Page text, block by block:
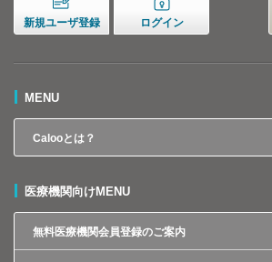
新規ユーザ登録 ログイン
MENU
Calooとは？
医療機関向けMENU
無料医療機関会員登録のご案内